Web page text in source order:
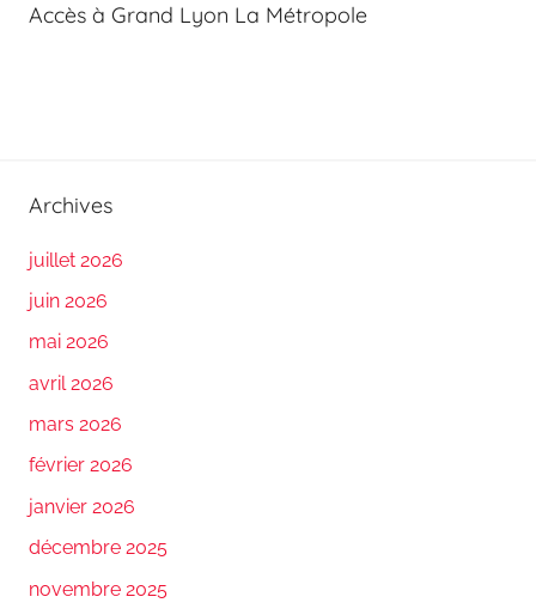
Accès à Grand Lyon La Métropole
Archives
juillet 2026
juin 2026
mai 2026
avril 2026
mars 2026
février 2026
janvier 2026
décembre 2025
novembre 2025